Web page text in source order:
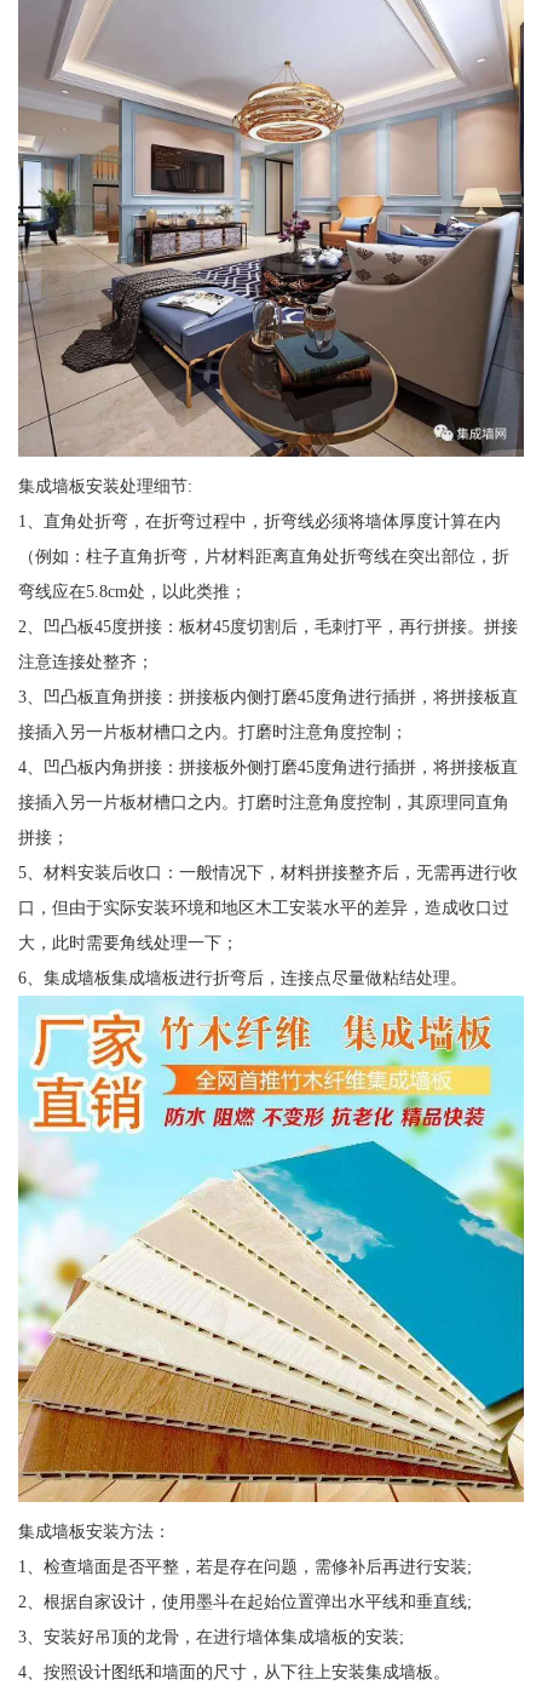
集成墙板安装处理细节:
1、直角处折弯，在折弯过程中，折弯线必须将墙体厚度计算在内
（例如：柱子直角折弯，片材料距离直角处折弯线在突出部位，折
弯线应在5.8cm处，以此类推；
2、凹凸板45度拼接：板材45度切割后，毛刺打平，再行拼接。拼接
注意连接处整齐；
3、凹凸板直角拼接：拼接板内侧打磨45度角进行插拼，将拼接板直
接插入另一片板材槽口之内。打磨时注意角度控制；
4、凹凸板内角拼接：拼接板外侧打磨45度角进行插拼，将拼接板直
接插入另一片板材槽口之内。打磨时注意角度控制，其原理同直角
拼接；
5、材料安装后收口：一般情况下，材料拼接整齐后，无需再进行收
口，但由于实际安装环境和地区木工安装水平的差异，造成收口过
大，此时需要角线处理一下；
6、集成墙板集成墙板进行折弯后，连接点尽量做粘结处理。
集成墙板安装方法：
1、检查墙面是否平整，若是存在问题，需修补后再进行安装;
2、根据自家设计，使用墨斗在起始位置弹出水平线和垂直线;
3、安装好吊顶的龙骨，在进行墙体集成墙板的安装;
4、按照设计图纸和墙面的尺寸，从下往上安装集成墙板。